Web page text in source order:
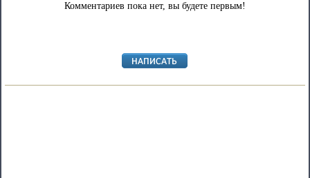
Комментариев пока нет, вы будете первым!